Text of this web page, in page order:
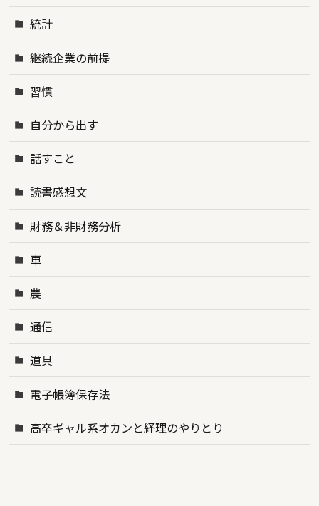
統計
継続企業の前提
習慣
自分から出す
話すこと
読書感想文
財務＆非財務分析
車
農
通信
道具
電子帳簿保存法
高卒ギャル系オカンと経理のやりとり